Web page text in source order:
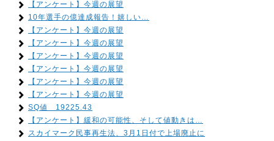
【アンケート】今週の展望
10年選手の億達成報告！嬉しい…
【アンケート】今週の展望
【アンケート】今週の展望
【アンケート】今週の展望
【アンケート】今週の展望
【アンケート】今週の展望
【アンケート】今週の展望
SQ値 19225.43
【アンケート】緩和の可能性、そして値動きは…
スカイマーク民事再生法、3月1日付で上場廃止に